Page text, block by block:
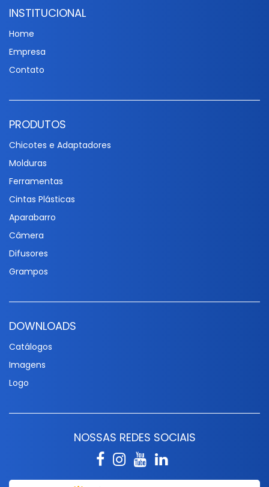
INSTITUCIONAL
Home
Empresa
Contato
PRODUTOS
Chicotes e Adaptadores
Molduras
Ferramentas
Cintas Plásticas
Aparabarro
Câmera
Difusores
Grampos
DOWNLOADS
Catálogos
Imagens
Logo
NOSSAS REDES SOCIAIS